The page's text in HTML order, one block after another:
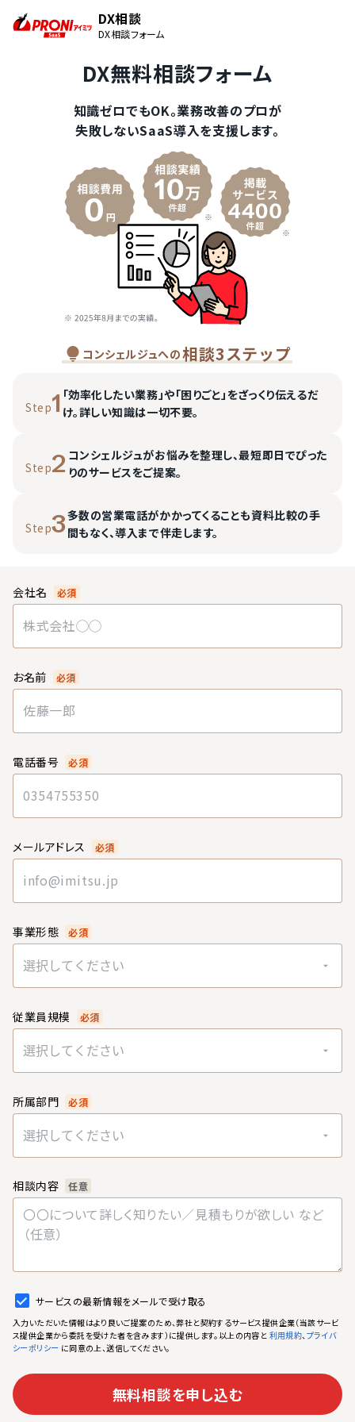
DX相談
DX相談フォーム
DX無料相談フォーム
知識ゼロでもOK。業務改善のプロが
失敗しないSaaS導入を支援します。
コンシェルジュへの相談3ステップ
Step1 「効率化したい業務」や「困りごと」をざっくり伝えるだ
け。詳しい知識は一切不要。
Step2 コンシェルジュがお悩みを整理し、最短即日でぴった
りのサービスをご提案。
Step3多数の営業電話がかかってくることも資料比較の手
間もなく、導入まで伴走します。
会社名 必須
お名前 必須
電話番号 必須
メールアドレス 必須
事業形態 必須
選択してください
従業員規模 必須
選択してください
所属部門 必須
選択してください
相談内容 任意
サービスの最新情報をメールで受け取る
入力いただいた情報はより良いご提案のため、弊社と契約するサービス提供企業（当該サービ
ス提供企業から委託を受けた者を含みます）に提供します。以上の内容と 利用規約、プライバ
シーポリシー に同意の上、送信してください。
無料相談を申し込む